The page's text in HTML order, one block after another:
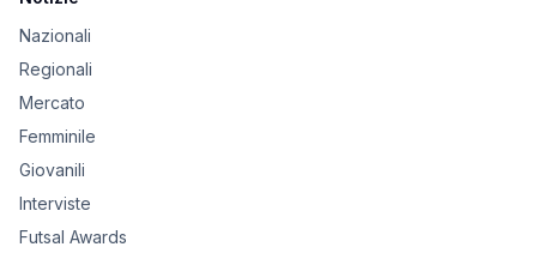
Nazionali
Regionali
Mercato
Femminile
Giovanili
Interviste
Futsal Awards